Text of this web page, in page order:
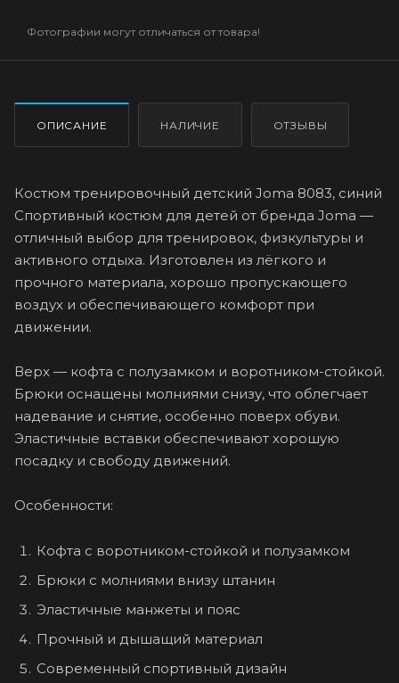
Фотографии могут отличаться от товара!
ОПИСАНИЕ НАЛИЧИЕ ОТЗЫВЫ
Костюм тренировочный детский Joma 8083, синий
Спортивный костюм для детей от бренда Joma —
отличный выбор для тренировок, физкультуры и
активного отдыха. Изготовлен из лёгкого и
прочного материала, хорошо пропускающего
воздух и обеспечивающего комфорт при
движении.
Верх — кофта с полузамком и воротником-стойкой.
Брюки оснащены молниями снизу, что облегчает
надевание и снятие, особенно поверх обуви.
Эластичные вставки обеспечивают хорошую
посадку и свободу движений.
Особенности:
Кофта с воротником-стойкой и полузамком
Брюки с молниями внизу штанин
Эластичные манжеты и пояс
Прочный и дышащий материал
Современный спортивный дизайн